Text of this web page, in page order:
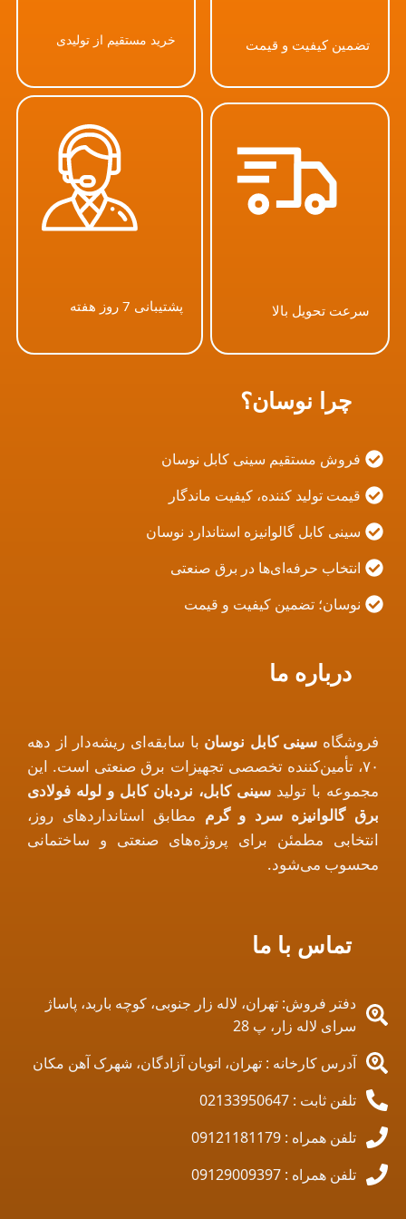
تضمین کیفیت و قیمت خرید مستقیم از تولیدی
سرعت تحویل بالا پشتیبانی 7 روز هفته
چرا نوسان؟
فروش مستقیم سینی کابل نوسان
قیمت تولید کننده، کیفیت ماندگار
سینی کابل گالوانیزه استاندارد نوسان
انتخاب حرفه‌ای‌ها در برق صنعتی
نوسان؛ تضمین کیفیت و قیمت
درباره ما
فروشگاه سینی کابل نوسان با سابقه‌ای ریشه‌دار از دهه
۷۰، تأمین‌کننده تخصصی تجهیزات برق صنعتی است. این
مجموعه با تولید سینی کابل، نردبان کابل و لوله فولادی
برق گالوانیزه سرد و گرم مطابق استانداردهای روز،
انتخابی مطمئن برای پروژه‌های صنعتی و ساختمانی
محسوب می‌شود.
تماس با ما
دفتر فروش: تهران، لاله زار جنوبی، کوچه باربد، پاساژ
سرای لاله زار، پ 28
آدرس کارخانه : تهران، اتوبان آزادگان، شهرک آهن مکان
تلفن ثابت : 02133950647
تلفن همراه : 09121181179
تلفن همراه : 09129009397